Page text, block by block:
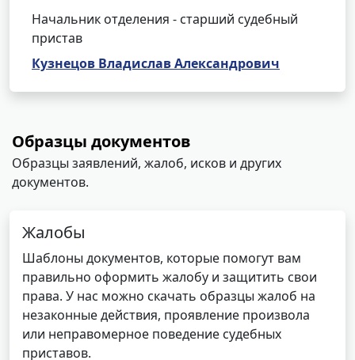
Начальник отделения - старший судебный
пристав
Кузнецов Владислав Александрович
Образцы документов
Образцы заявлений, жалоб, исков и других
документов.
Жалобы
Шаблоны документов, которые помогут вам
правильно оформить жалобу и защитить свои
права. У нас можно скачать образцы жалоб на
незаконные действия, проявление произвола
или неправомерное поведение судебных
приставов.